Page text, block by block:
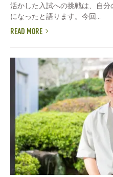
活かした入試への挑戦は、自
になったと語ります。今回...
READ MORE